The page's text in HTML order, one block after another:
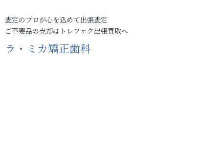
査定のプロが心を込めて出張査定
ご不要品の売却はトレファク出張買取へ
ラ・ミカ矯正歯科